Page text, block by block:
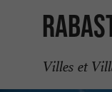
Villes et